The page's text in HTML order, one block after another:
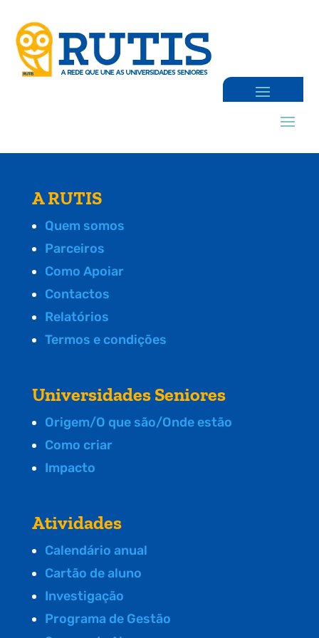
A RUTIS
Quem somos
Parceiros
Como Apoiar
Contactos
Relatórios
Termos e condições
Universidades Seniores
Origem/O que são/Onde estão
Como criar
Impacto
Atividades
Calendário anual
Cartão de aluno
Investigação
Programa de Gestão